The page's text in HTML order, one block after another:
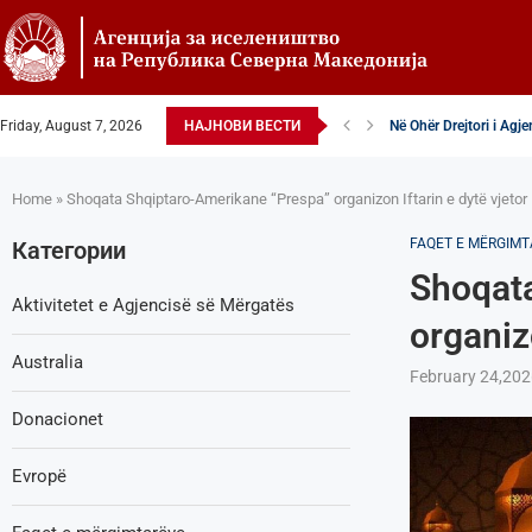
Friday, August 7, 2026 НАЈНОВИ ВЕСТИ
Home » Shoqata Shqiptaro-Amerikane “Prespa” organizon Iftarin e dytë vjetor
FAQET E
February
Категории
Aktivitetet e Agjencisë së Мërgatës
Australia
Donacionet
Evropë